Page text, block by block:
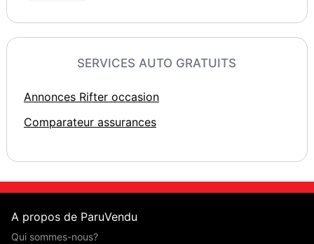
SERVICES AUTO GRATUITS
Annonces Rifter occasion
Comparateur assurances
A propos de ParuVendu
Qui sommes-nous?